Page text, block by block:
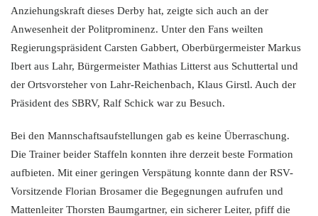
Anziehungskraft dieses Derby hat, zeigte sich auch an der
Anwesenheit der Politprominenz. Unter den Fans weilten
Regierungspräsident Carsten Gabbert, Oberbürgermeister Markus
Ibert aus Lahr, Bürgermeister Mathias Litterst aus Schuttertal und
der Ortsvorsteher von Lahr-Reichenbach, Klaus Girstl. Auch der
Präsident des SBRV, Ralf Schick war zu Besuch.
Bei den Mannschaftsaufstellungen gab es keine Überraschung.
Die Trainer beider Staffeln konnten ihre derzeit beste Formation
aufbieten. Mit einer geringen Verspätung konnte dann der RSV-
Vorsitzende Florian Brosamer die Begegnungen aufrufen und
Mattenleiter Thorsten Baumgartner, ein sicherer Leiter, pfiff die